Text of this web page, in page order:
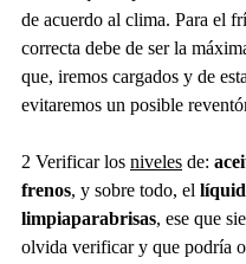
de acuerdo al clima. Para el
correcta debe de ser la
que, iremos cargados y de
evitaremos un posible
2 Verificar los niveles de:
frenos, y sobre todo, el
limpiaparabrisas, ese que
olvida verificar y que podría